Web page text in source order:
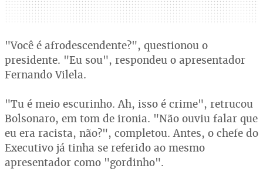
"Você é afrodescendente?", questionou o
presidente. "Eu sou", respondeu o apresentador
Fernando Vilela.
"Tu é meio escurinho. Ah, isso é crime", retrucou
Bolsonaro, em tom de ironia. "Não ouviu falar que
eu era racista, não?", completou. Antes, o chefe do
Executivo já tinha se referido ao mesmo
apresentador como "gordinho".